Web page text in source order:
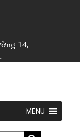
14,
MENU